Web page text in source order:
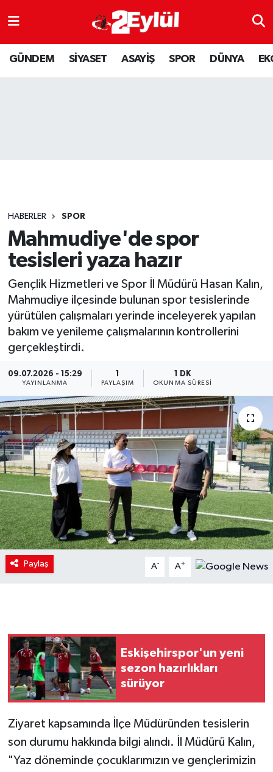
GÜNDEM SİYASET ASAYİŞ SPOR DÜNYA
HABERLER SPOR
Mahmudiye'de spor
tesisleri yaza hazır
Gençlik Hizmetleri ve Spor İl Müdürü Hasan Kalın,
Mahmudiye ilçesinde bulunan spor tesislerinde
yürütülen çalışmaları yerinde inceleyerek yapılan
bakım ve yenileme çalışmalarının kontrollerini
gerçekleştirdi.
09.07.2026 - 15:29
YAYINLANMA PAYLAŞIM
1 DK
OKUNMA SÜRESI
Paylaş A- A+
Eskişehirspor'un yeni
sezon hazırlıkları
sürüyor
Ziyaret kapsamında İlçe Müdüründen tesislerin
son durumu hakkında bilgi alındı. İl Müdürü Kalın,
"Yaz döneminde çocuklarımızın ve gençlerimizin
ASAYİŞ
DÜNYA
SPOR
YAŞAM
Nöbetçi Eczaneler
Hava Durumu
Son Dakika Haberleri
Haber Arşivi